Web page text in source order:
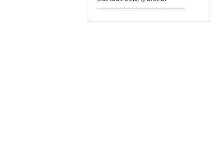
-------------------------------------------